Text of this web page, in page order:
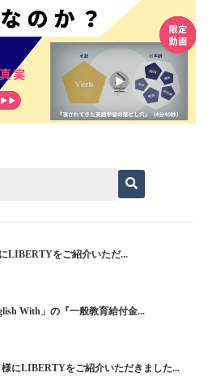
LIBERTYをご紹介いただ...
With」の『一般教育給付金...
様にLIBERTYをご紹介いただきました...